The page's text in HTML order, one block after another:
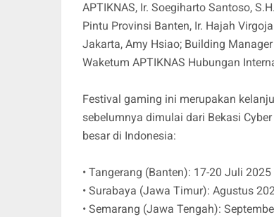
APTIKNAS, Ir. Soegiharto Santoso,
Pintu Provinsi Banten, Ir. Hajah
Jakarta, Amy Hsiao; Building
Waketum APTIKNAS Hubungan
Festival gaming ini merupakan
sebelumnya dimulai dari Bekasi
besar di Indonesia:
• Tangerang (Banten): 17-20 Juli 2025
• Surabaya (Jawa Timur): Agustus
• Semarang (Jawa Tengah):